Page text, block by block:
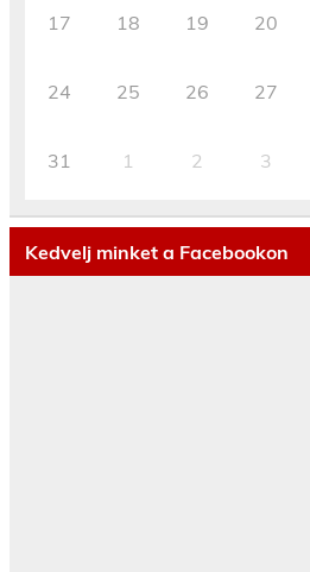
17 18 19 20
24 25 26 27
31 1 2 3
Kedvelj minket a Facebookon